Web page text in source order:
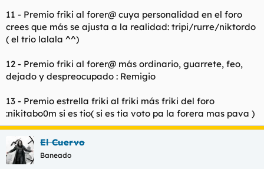
11 - Premio friki al forer@ cuya personalidad en el foro
crees que más se ajusta a la realidad: tripi/rurre/niktordo
( el trio lalala ^^)
12 - Premio friki al forer@ más ordinario, guarrete, feo,
dejado y despreocupado : Remigio
13 - Premio estrella friki al friki más friki del foro
:nikitabo0m si es tio( si es tia voto pa la forera mas pava )
El Cuervo
Baneado